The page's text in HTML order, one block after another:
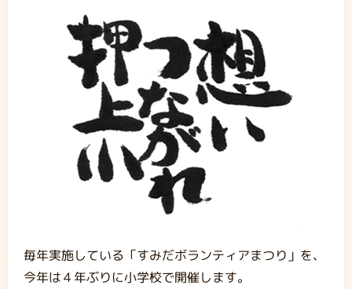
毎年実施している「すみだボランティアまつり」を、
今年は４年ぶりに小学校で開催します。